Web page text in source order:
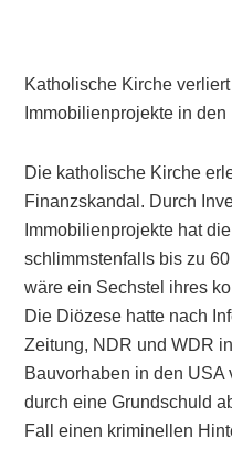
Katholische Kirche
Immobilienprojekte in den
Die katholische Kirche
Finanzskandal. Durch
Immobilienprojekte hat
schlimmstenfalls bis zu
wäre ein Sechstel ihres
Die Diözese hatte nach
Zeitung, NDR und WDR
Bauvorhaben in den USA
durch eine Grundschuld
Fall einen kriminellen